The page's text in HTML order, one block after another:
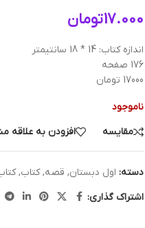
17.000تومان
اندازه کتاب: 14 * 18 سانتیمتر
176 صفحه
17000 تومان
ناموجود
مقایسه
افزودن به علاقه
دسته: اول دبستان, قصه, کتاب,
اشتراک گذاری: